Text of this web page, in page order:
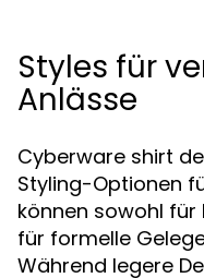
Styles für
Anlässe
Cyberware shirt
Styling-Optionen
können sowohl
für formelle
Während legere